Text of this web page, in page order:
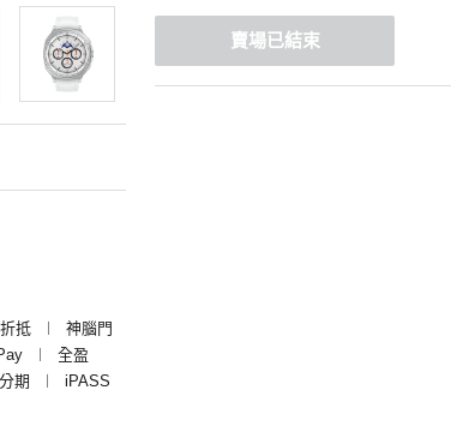
抵
神腦門
全盈
期
iPASS
賣場已結束